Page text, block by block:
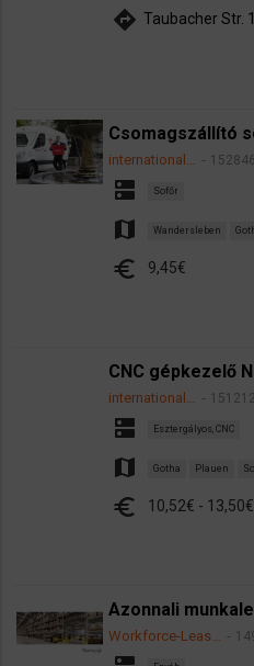
directions Taubacher Str.
Csomagszállító
international…
dns Sofőr
map Wandersleben
euro 9,45€
CNC gépkezelő
international…
dns Esztergályos, CNC
map Gotha Plauen
euro 10,52€ - 13,50€
Azonnali
Workforce-Leas…